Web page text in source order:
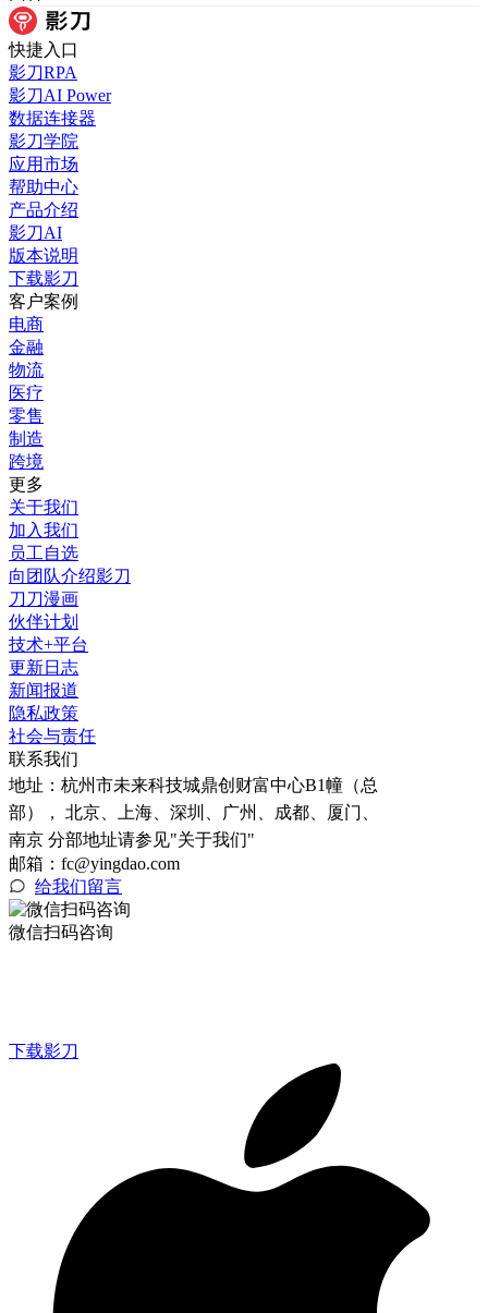
快捷入口
影刀RPA
影刀AI Power
数据连接器
影刀学院
应用市场
帮助中心
产品介绍
影刀AI
版本说明
下载影刀
客户案例
电商
金融
物流
医疗
零售
制造
跨境
更多
关于我们
加入我们
员工自选
向团队介绍影刀
刀刀漫画
伙伴计划
技术+平台
更新日志
新闻报道
隐私政策
社会与责任
联系我们
地址： 杭州市未来科技城鼎创财富中心B1幢（总
部）， 北京、上海、深圳、广州、成都、厦门、
南京 分部地址请参见"关于我们"
邮箱：fc@yingdao.com
给我们留言
微信扫码咨询
下载影刀